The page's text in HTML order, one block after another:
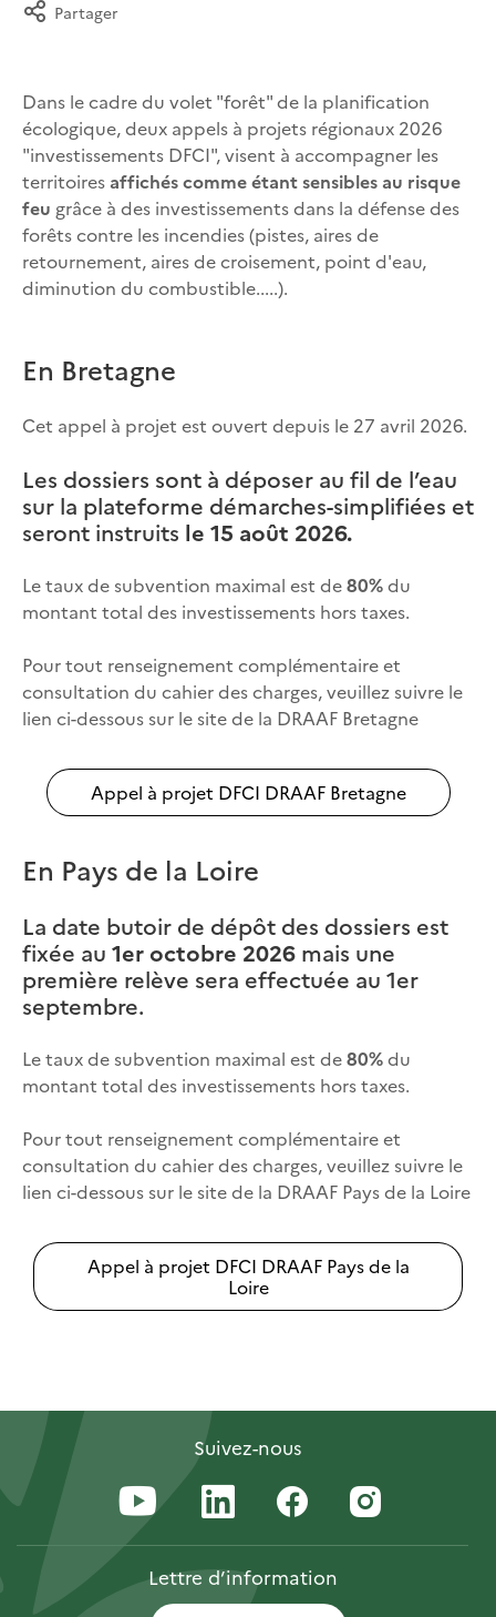
Partager
Dans le cadre du volet "forêt" de la planification
écologique, deux appels à projets régionaux 2026
"investissements DFCI", visent à accompagner les
territoires affichés comme étant sensibles au risque
feu grâce à des investissements dans la défense des
forêts contre les incendies (pistes, aires de
retournement, aires de croisement, point d'eau,
diminution du combustible.....).
En Bretagne
Cet appel à projet est ouvert depuis le 27 avril 2026.
Les dossiers sont à déposer au fil de l’eau
sur la plateforme démarches-simplifiées et
seront instruits le 15 août 2026.
Le taux de subvention maximal est de80%du
montant total des investissements hors taxes.
Pour tout renseignement complémentaire et
consultation du cahier des charges, veuillez suivre le
lien ci-dessous sur le site de la DRAAF Bretagne
Appel à projet DFCI DRAAF Bretagne
En Pays de la Loire
La date butoir de dépôt des dossiers est
fixée au 1er octobre 2026 mais une
première relève sera effectuée au 1er
septembre.
Le taux de subvention maximal est de80%du
montant total des investissements hors taxes.
Pour tout renseignement complémentaire et
consultation du cahier des charges, veuillez suivre le
lien ci-dessous sur le site de la DRAAF Pays de la Loire
Appel à projet DFCI DRAAF Pays de la
Loire
Suivez-nous
Lettred’information